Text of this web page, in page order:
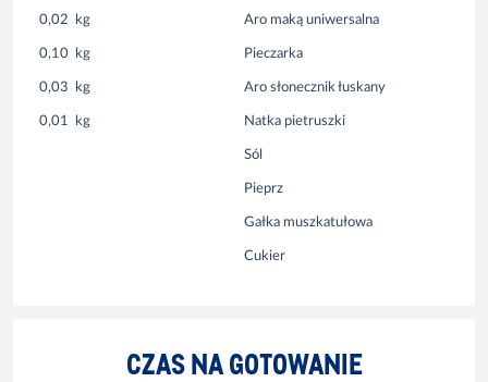
0,02 kg Aro maką uniwersalna
0,10 kg Pieczarka
0,03 kg Aro słonecznik łuskany
0,01 kg Natka pietruszki
Sól
Pieprz
Gałka muszkatułowa
Cukier
CZAS NA GOTOWANIE